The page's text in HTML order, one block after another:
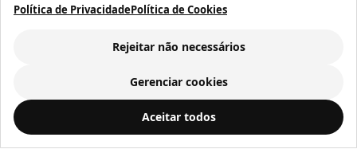
Política de PrivacidadePolítica de Cookies
Rejeitar não necessários
Gerenciar cookies
Aceitar todos
Transfer Sublimático Live Craft Modelo Natal – Desenho 2 (11,4x30,5) | 1 Folha
R$ 3,94
COMÉRCIO LTDA EPP | CNPJ: 07.686.203/0001-22